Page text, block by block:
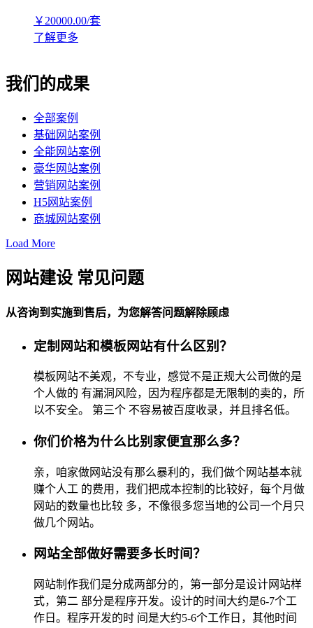
￥ 20000.00/套
了解更多
我们的成果
全部案例
基础网站案例
全能网站案例
豪华网站案例
营销网站案例
H5网站案例
商城网站案例
Load More
网站建设 常见问题
从咨询到实施到售后，为您解答问题解除顾虑
定制网站和模板网站有什么区别？
模板网站不美观，不专业，感觉不是正规大公司做的是
个人做的 有漏洞风险，因为程序都是无限制的卖的，所
以不安全。 第三个 不容易被百度收录，并且排名低。
你们价格为什么比别家便宜那么多？
亲，咱家做网站没有那么暴利的，我们做个网站基本就
赚个人工 的费用，我们把成本控制的比较好，每个月做
网站的数量也比较 多，不像很多您当地的公司一个月只
做几个网站。
网站全部做好需要多长时间？
网站制作我们是分成两部分的，第一部分是设计网站样
式，第二 部分是程序开发。设计的时间大约是6-7个工
作日。程序开发的时 间是大约5-6个工作日，其他时间